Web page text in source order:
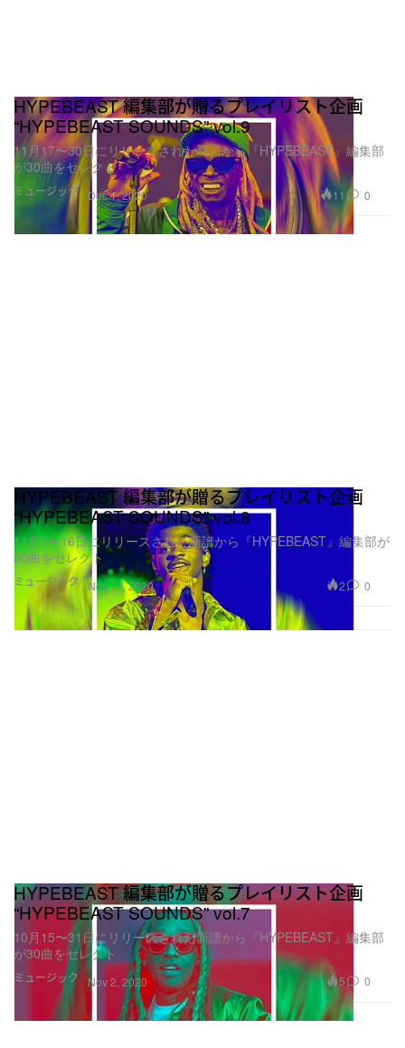
ミュージック
HYPEBEAST 編集部が贈るプレイリスト企画
“HYPEBEAST SOUNDS” vol.9
11月17〜30日にリリースされた新譜から『HYPEBEAST』編集部
が30曲をセレクト
Dec 1, 2020 11 0
ミュージック
HYPEBEAST 編集部が贈るプレイリスト企画
“HYPEBEAST SOUNDS” vol.8
11月1〜16日にリリースされた新譜から『HYPEBEAST』編集部が
30曲をセレクト
Nov 17, 2020 2 0
ミュージック
HYPEBEAST 編集部が贈るプレイリスト企画
“HYPEBEAST SOUNDS” vol.7
10月15〜31日にリリースされた新譜から『HYPEBEAST』編集部
が30曲をセレクト
Nov 2, 2020 5 0